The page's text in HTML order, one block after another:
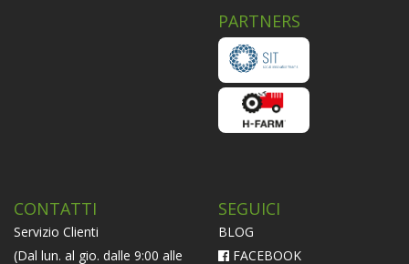
PARTNERS
CONTATTI
Servizio Clienti
(Dal lun. al gio. dalle 9:00 alle
SEGUICI
BLOG
FACEBOOK